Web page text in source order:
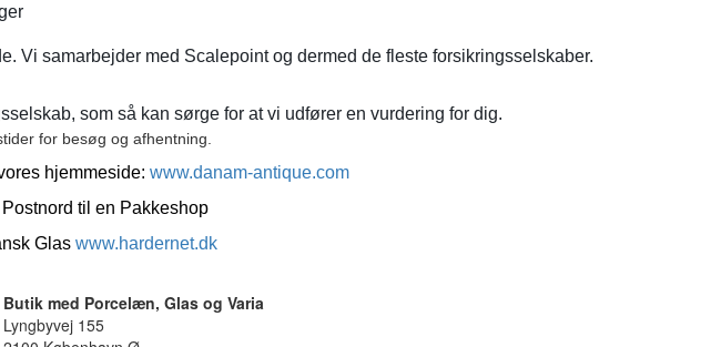
Vi samarbejder med Scalepoint og dermed de fleste forsikringsselskaber.
som så kan sørge for at vi udfører en vurdering for dig.
for besøg og afhentning.
hjemmeside: www.danam-antique.com
til en Pakkeshop
Glas www.hardernet.dk
Butik med Porcelæn, Glas og Varia
Lyngbyvej 155